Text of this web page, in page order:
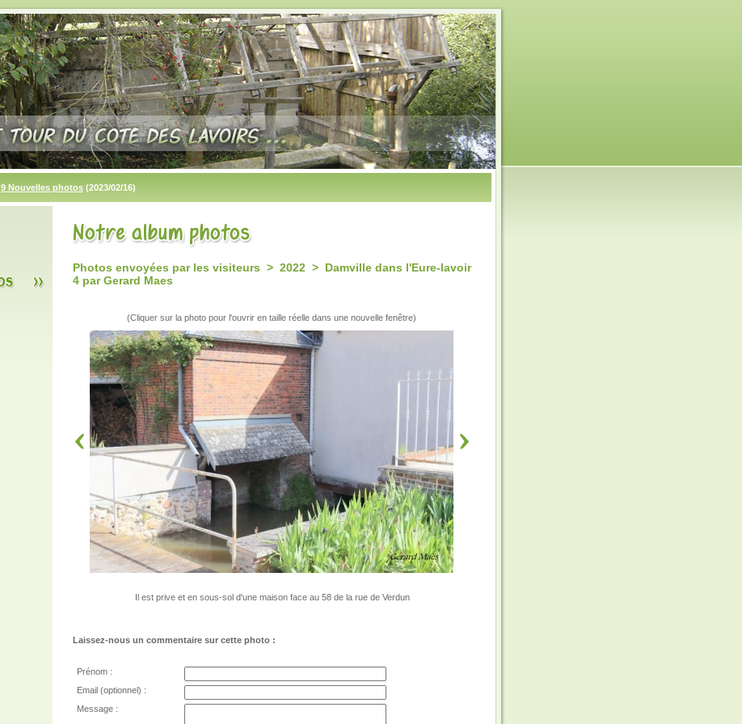
9 Nouvelles photos (2023/02/16)
Photos envoyées par les visiteurs > 2022 > Damville dans l'Eure-lavoir
4 par Gerard Maes
(Cliquer sur la photo pour l'ouvrir en taille réelle dans une nouvelle fenêtre)
Il est prive et en sous-sol d'une maison face au 58 de la rue de Verdun
Laissez-nous un commentaire sur cette photo :
Prénom :
Email (optionnel) :
Message :